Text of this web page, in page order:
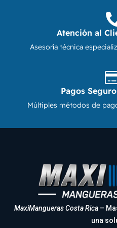
Atención al
Asesoría técnica
Pagos
Múltiples métodos de
MaxiMangueras Costa Rica –
una